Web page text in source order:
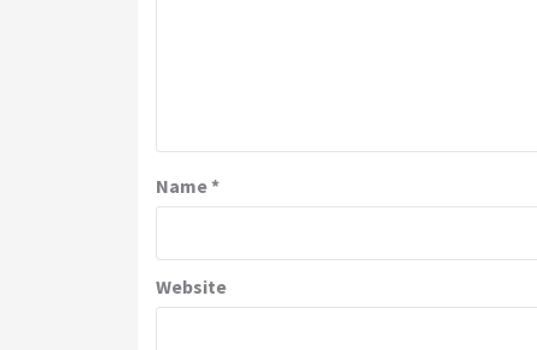
Name*
Website